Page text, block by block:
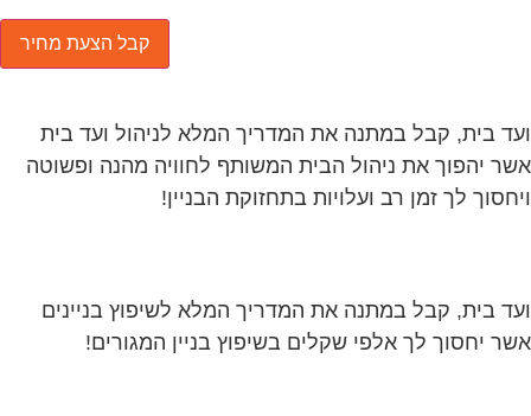
בית, קבל במתנה את המדריך המלא לניהול ועד בית
יהפוך את ניהול הבית המשותף לחוויה מהנה ופשוטה
לך זמן רב ועלויות בתחזוקת הבניין!
בית, קבל במתנה את המדריך המלא לשיפוץ בניינים
יחסוך לך אלפי שקלים בשיפוץ בניין המגורים!